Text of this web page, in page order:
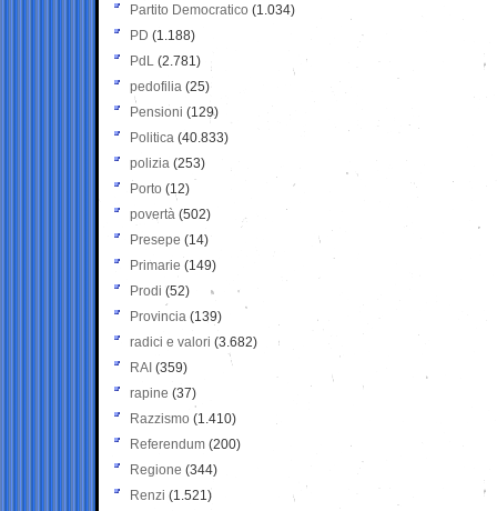
Partito Democratico (1.034)
PD (1.188)
PdL (2.781)
pedofilia (25)
Pensioni (129)
Politica (40.833)
polizia (253)
Porto (12)
povertà (502)
Presepe (14)
Primarie (149)
Prodi (52)
Provincia (139)
radici e valori (3.682)
RAI (359)
rapine (37)
Razzismo (1.410)
Referendum (200)
Regione (344)
Renzi (1.521)